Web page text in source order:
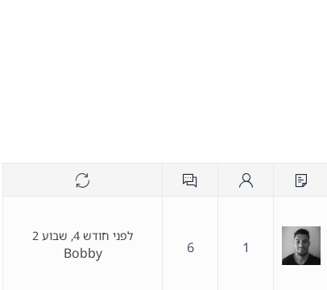
1
6
לפני חודש 4, שבוע 2
Bobby